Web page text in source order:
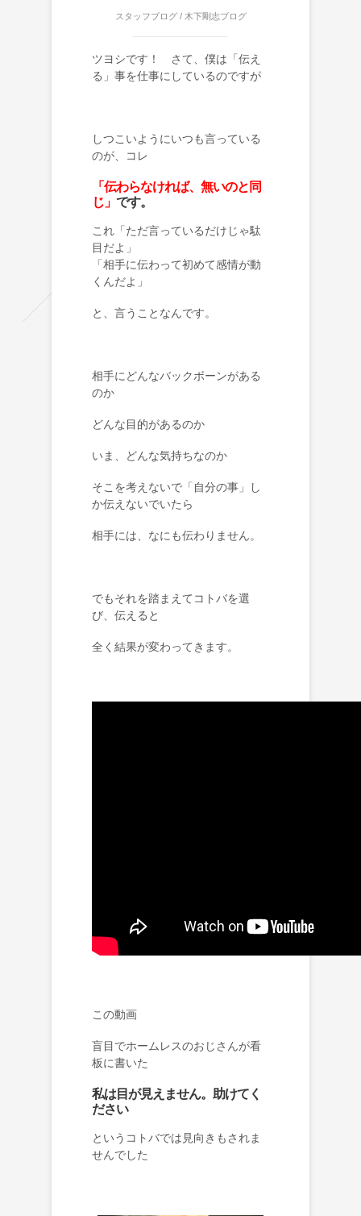
スタッフブログ/ 木下剛志ブログ
ツヨシです！ さて、僕は「伝え
る」事を仕事にしているのですが
しつこいようにいつも言っている
のが、コレ
「伝わらなければ、無いのと同
じ」 です。
これ「ただ言っているだけじゃ駄
目だよ」
「相手に伝わって初めて感情が動
くんだよ」
と、言うことなんです。
相手にどんなバックボーンがある
のか
どんな目的があるのか
いま、どんな気持ちなのか
そこを考えないで「自分の事」し
か伝えないでいたら
相手には、なにも伝わりません。
でもそれを踏まえてコトバを選
び、伝えると
全く結果が変わってきます。
この動画
盲目でホームレスのおじさんが看
板に書いた
私は目が見えません。助けてく
ださい
というコトバでは見向きもされま
せんでした